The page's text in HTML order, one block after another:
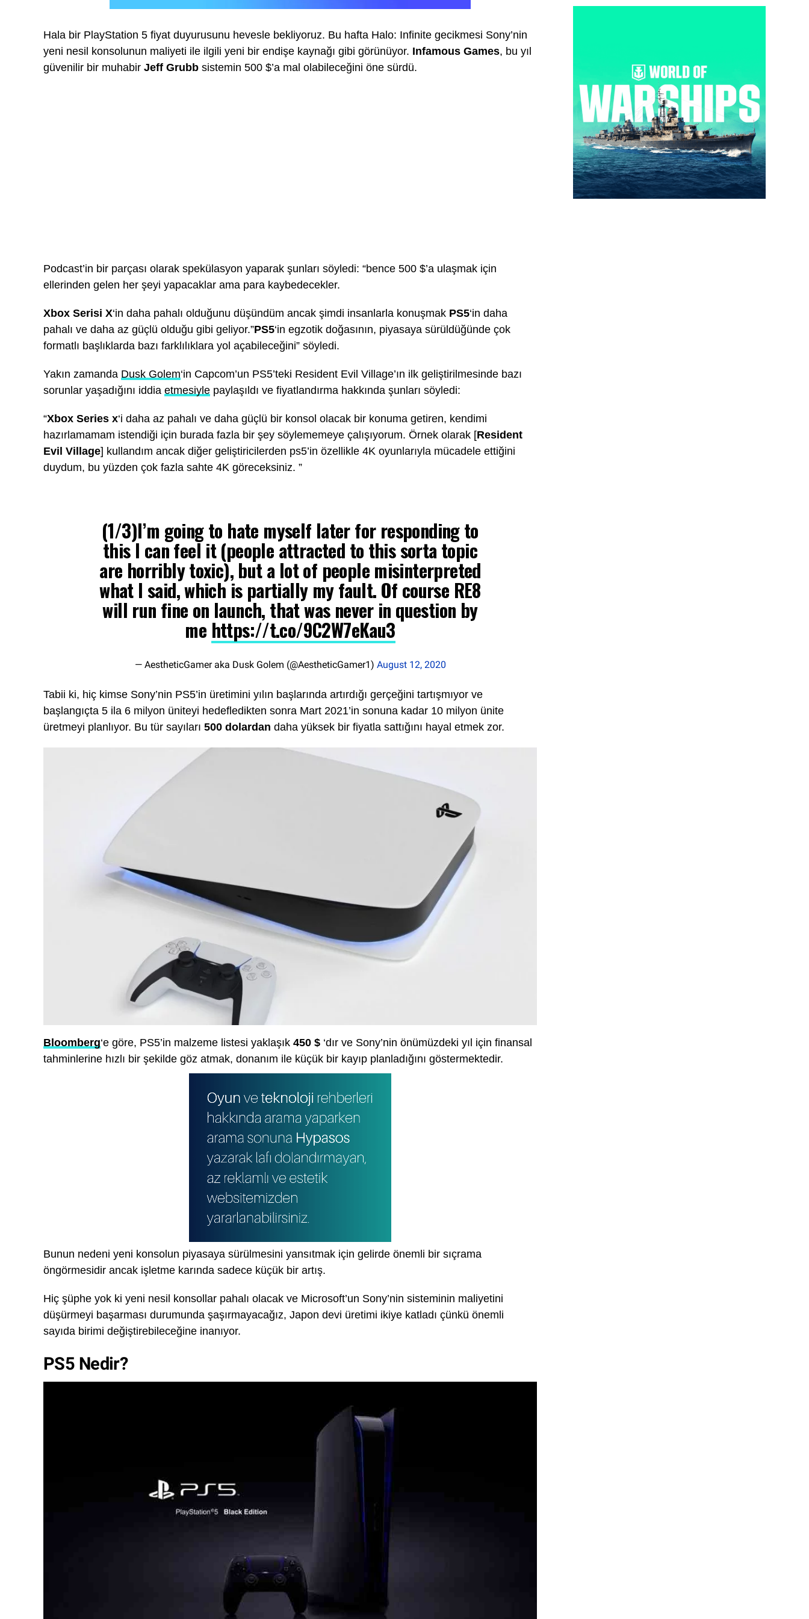
Hala bir PlayStation 5 fiyat duyurusunu hevesle bekliyoruz. Bu hafta Halo: Infinite gecikmesi Sony’nin
yeni nesil konsolunun maliyeti ile ilgili yeni bir endişe kaynağı gibi görünüyor. Infamous Games, bu yıl
güvenilir bir muhabir Jeff Grubb sistemin 500 $’a mal olabileceğini öne sürdü.
Podcast’in bir parçası olarak spekülasyon yaparak şunları söyledi: “bence 500 $’a ulaşmak için
ellerinden gelen her şeyi yapacaklar ama para kaybedecekler.
Xbox Serisi X‘in daha pahalı olduğunu düşündüm ancak şimdi insanlarla konuşmak PS5‘in daha
pahalı ve daha az güçlü olduğu gibi geliyor.”PS5‘in egzotik doğasının, piyasaya sürüldüğünde çok
formatlı başlıklarda bazı farklılıklara yol açabileceğini” söyledi.
Yakın zamanda Dusk Golem‘in Capcom’un PS5’teki Resident Evil Village’ın ilk geliştirilmesinde bazı
sorunlar yaşadığını iddia etmesiyle paylaşıldı ve fiyatlandırma hakkında şunları söyledi:
“Xbox Series x‘i daha az pahalı ve daha güçlü bir konsol olacak bir konuma getiren, kendimi
hazırlamamam istendiği için burada fazla bir şey söylememeye çalışıyorum. Örnek olarak [Resident
Evil Village] kullandım ancak diğer geliştiricilerden ps5’in özellikle 4K oyunlarıyla mücadele ettiğini
duydum, bu yüzden çok fazla sahte 4K göreceksiniz. ”
(1/3)I’m going to hate myself later for responding to
this I can feel it (people attracted to this sorta topic
are horribly toxic), but a lot of people misinterpreted
what I said, which is partially my fault. Of course RE8
will run fine on launch, that was never in question by
me https://t.co/9C2W7eKau3
— AestheticGamer aka Dusk Golem (@AestheticGamer1) August 12, 2020
Tabii ki, hiç kimse Sony’nin PS5’in üretimini yılın başlarında artırdığı gerçeğini tartışmıyor ve
başlangıçta 5 ila 6 milyon üniteyi hedefledikten sonra Mart 2021’in sonuna kadar 10 milyon ünite
üretmeyi planlıyor. Bu tür sayıları 500 dolardan daha yüksek bir fiyatla sattığını hayal etmek zor.
Bloomberg‘e göre, PS5’in malzeme listesi yaklaşık 450 $ ‘dır ve Sony’nin önümüzdeki yıl için finansal
tahminlerine hızlı bir şekilde göz atmak, donanım ile küçük bir kayıp planladığını göstermektedir.
Bunun nedeni yeni konsolun piyasaya sürülmesini yansıtmak için gelirde önemli bir sıçrama
öngörmesidir ancak işletme karında sadece küçük bir artış.
Hiç şüphe yok ki yeni nesil konsollar pahalı olacak ve Microsoft’un Sony’nin sisteminin maliyetini
düşürmeyi başarması durumunda şaşırmayacağız, Japon devi üretimi ikiye katladı çünkü önemli
sayıda birimi değiştirebileceğine inanıyor.
PS5 Nedir?